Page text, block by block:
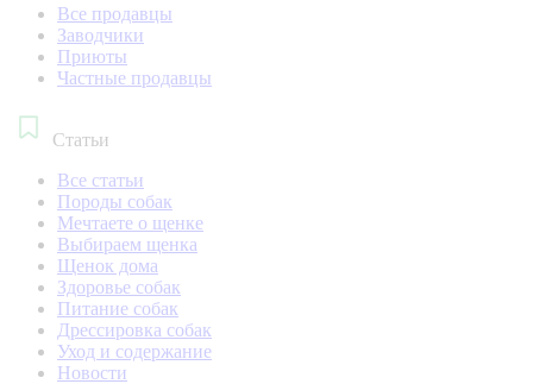
Все продавцы
Заводчики
Приюты
Частные продавцы
Статьи
Все статьи
Породы собак
Мечтаете о щенке
Выбираем щенка
Щенок дома
Здоровье собак
Питание собак
Дрессировка собак
Уход и содержание
Новости